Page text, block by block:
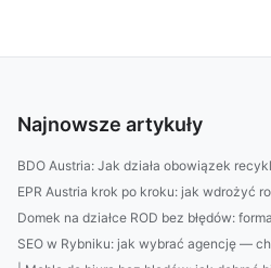
Najnowsze artykuły
BDO Austria: Jak działa obowiązek
EPR Austria krok po kroku: jak wdrożyć
Domek na działce ROD bez błędów:
SEO w Rybniku: jak wybrać agencję —